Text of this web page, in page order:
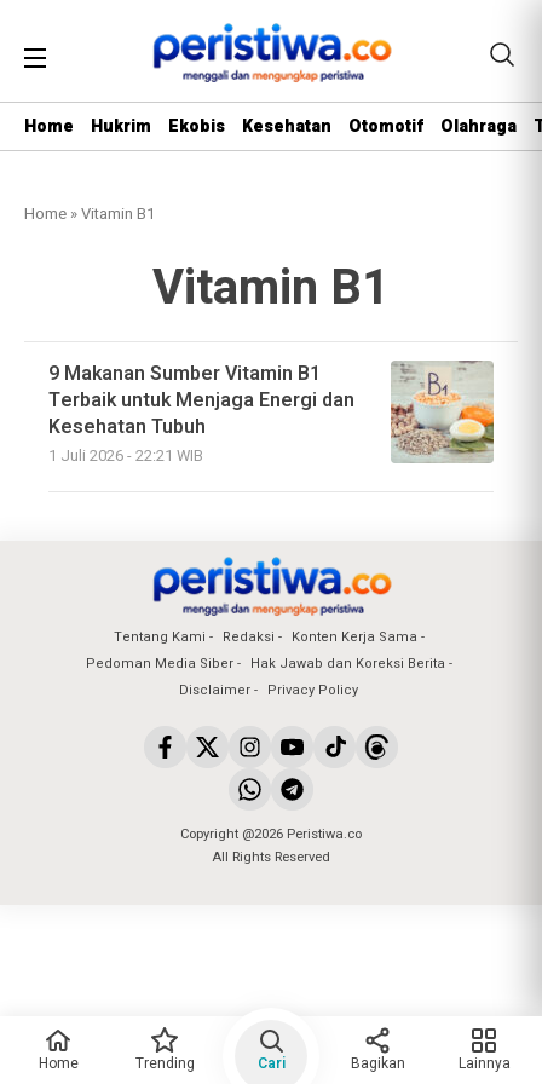
Home Hukrim Ekobis Kesehatan Otomotif Olahraga
Home »Vitamin B1
Vitamin B1
9 Makanan Sumber Vitamin B1
Terbaik untuk Menjaga Energi dan
Kesehatan Tubuh
1 Juli 2026 - 22:21 WIB
Tentang Kami Redaksi
Konten Kerja Sama
Pedoman Media Siber
Hak Jawab dan Koreksi Berita
Disclaimer
Privacy Policy
Copyright @2026 Peristiwa.co
All Rights Reserved
Home Trending Cari Bagikan Lainnya